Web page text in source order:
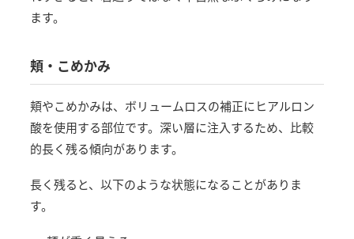
ます。
頬・こめかみ
頬やこめかみは、ボリュームロスの補正にヒアルロン
酸を使用する部位です。深い層に注入するため、比較
的長く残る傾向があります。
長く残ると、以下のような状態になることがありま
す。